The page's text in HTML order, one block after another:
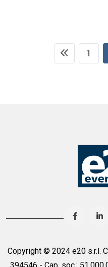
1
Copyright © 2024 e20 s.r.l.